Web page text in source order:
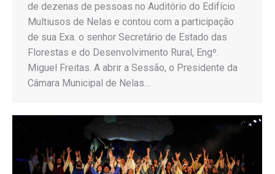
de dezenas de pessoas no Auditório do Edifício
Multiusos de Nelas e contou com a participação
de sua Exa. o senhor Secretário de Estado das
Florestas e do Desenvolvimento Rural, Engº.
Miguel Freitas. A abrir a Sessão, o Presidente da
Câmara Municipal de Nelas…